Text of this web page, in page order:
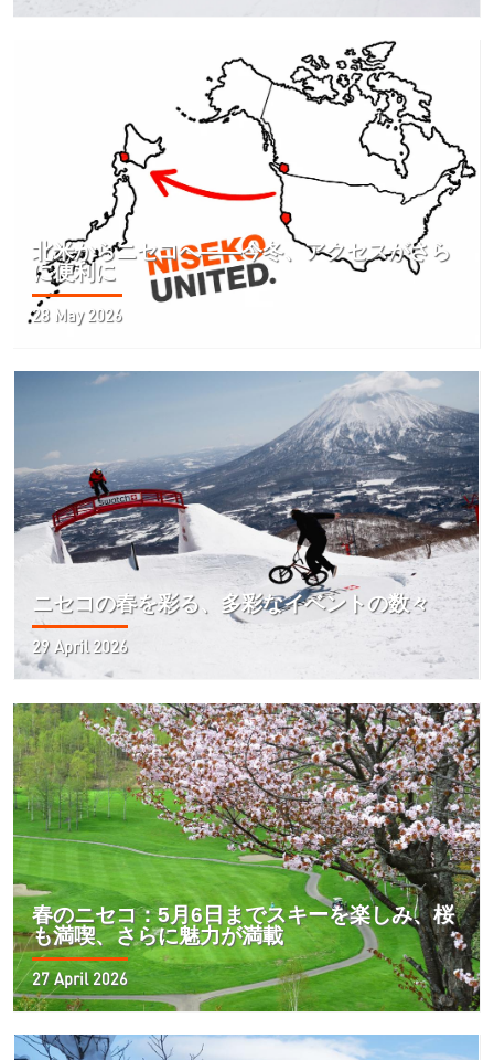
北米からニセコへ――今冬、アクセスがさら
に便利に
28 May 2026
ニセコの春を彩る、多彩なイベントの数々
29 April 2026
春のニセコ：5月6日までスキーを楽しみ、桜
も満喫、さらに魅力が満載
27 April 2026